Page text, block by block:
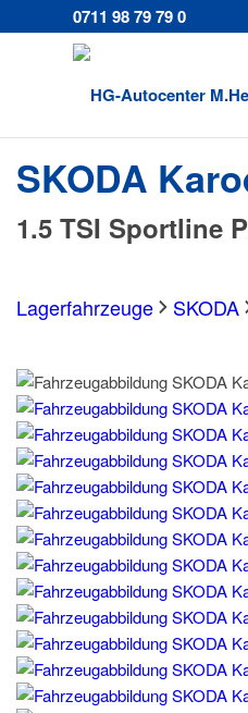
0711 98 79 79 0
SKODA
1.5 TSI Sportline
Lagerfahrzeuge SKODA